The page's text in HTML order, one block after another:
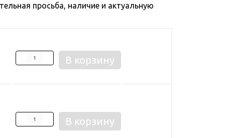
просьба, наличие и актуальную
В корзину
В корзину